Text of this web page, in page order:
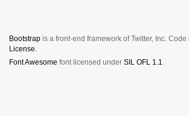
Bootstrap is a front-end framework of Twitter, Inc.
License.
Font Awesome font licensed under SIL OFL 1.1.